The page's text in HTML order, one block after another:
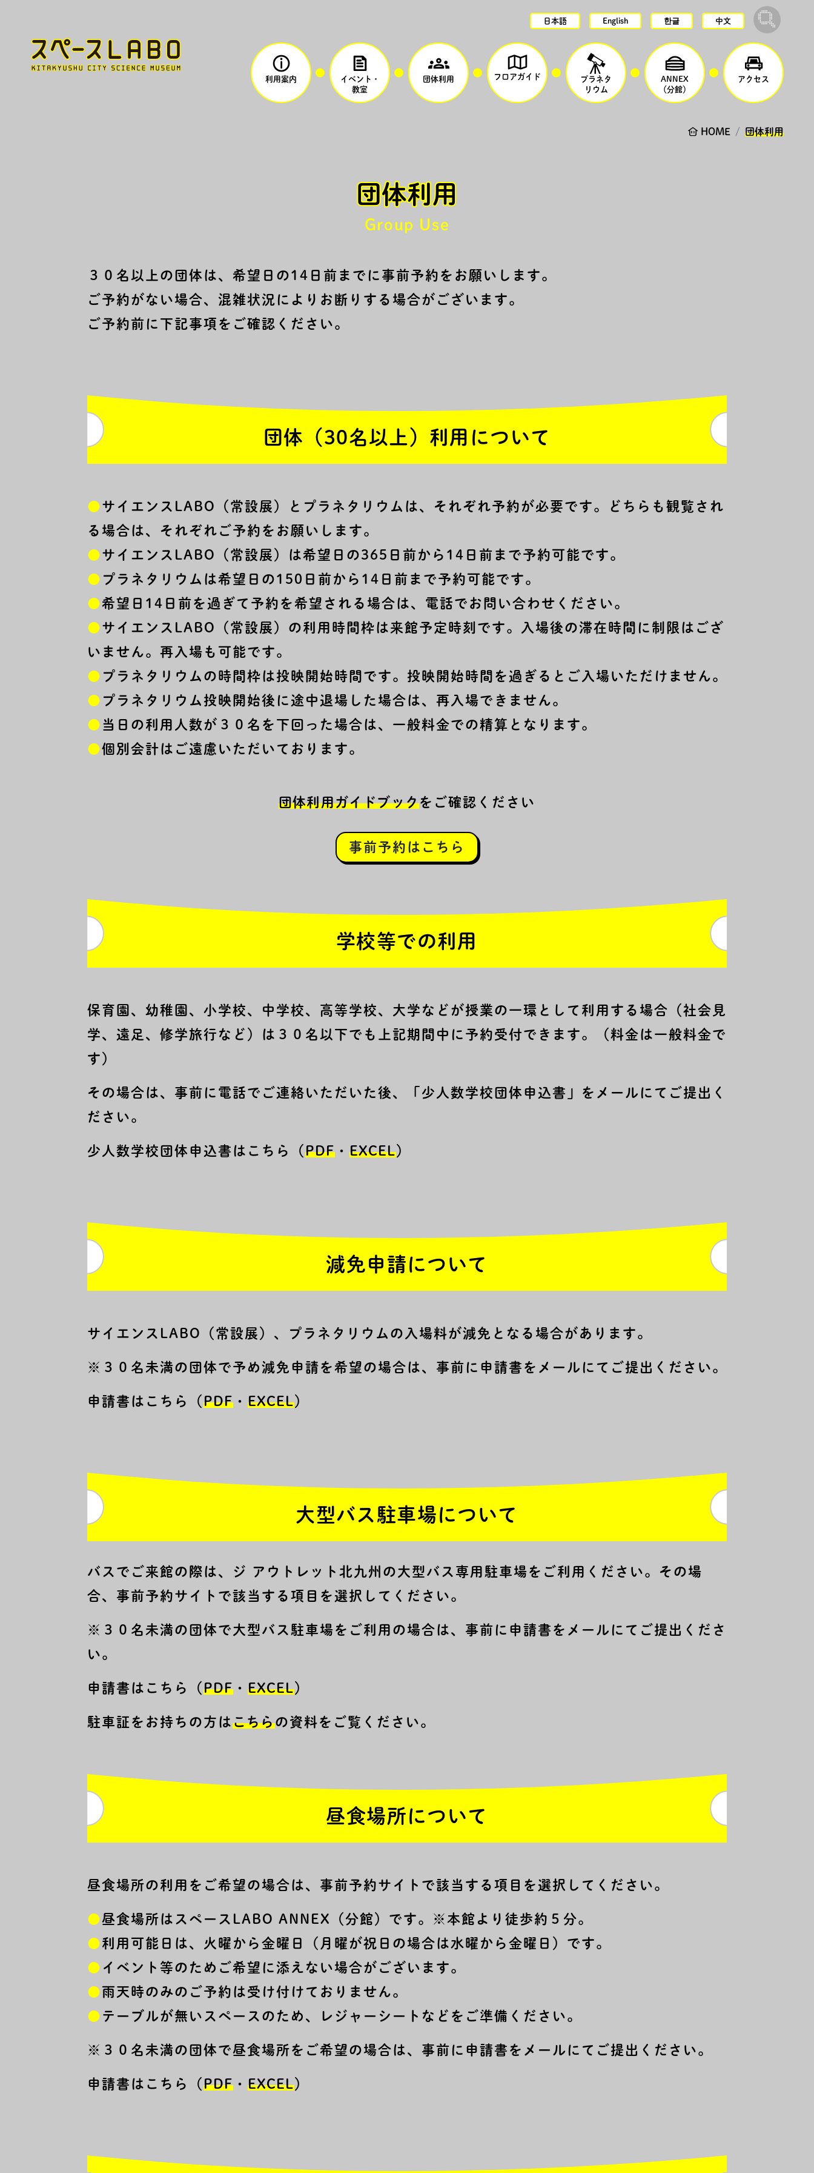
日本語 English 한글 中文
利用案内
イベント・
教室
団体利用 フロアガイド
プラネタ
リウム
ANNEX
（分館）
アクセス
HOME 団体利用
団体利用
Group Use
３０名以上の団体は、希望日の14日前までに事前予約をお願いします。
ご予約がない場合、混雑状況によりお断りする場合がございます。
ご予約前に下記事項をご確認ください。
団体（30名以上）利用について
●サイエンスLABO（常設展）とプラネタリウムは、それぞれ予約が必要です。どちらも観覧され
る場合は、それぞれご予約をお願いします。
●サイエンスLABO（常設展）は希望日の365日前から14日前まで予約可能です。
● プラネタリウムは希望日の150日前から14日前まで予約可能です。
●希望日14日前を過ぎて予約を希望される場合は、電話でお問い合わせください。
●サイエンスLABO（常設展）の利用時間枠は来館予定時刻です。入場後の滞在時間に制限はござ
いません。再入場も可能です。
● プラネタリウムの時間枠は投映開始時間です。投映開始時間を過ぎるとご入場いただけません。
● プラネタリウム投映開始後に途中退場した場合は、再入場できません。
● 当日の利用人数が３０名を下回った場合は、一般料金での精算となります。
●個別会計はご遠慮いただいております。
団体利用ガイドブックをご確認ください
事前予約はこちら
学校等での利用
保育園、幼稚園、小学校、中学校、高等学校、大学などが授業の一環として利用する場合（社会見
学、遠足、修学旅行など）は３０名以下でも上記期間中に予約受付できます。（料金は一般料金で
す）
その場合は、事前に電話でご連絡いただいた後、「少人数学校団体申込書」をメールにてご提出く
ださい。
少人数学校団体申込書はこちら（ PDF・ EXCEL）
減免申請について
サイエンスLABO（常設展）、プラネタリウムの入場料が減免となる場合があります。
※３０名未満の団体で予め減免申請を希望の場合は、事前に申請書をメールにてご提出ください。
申請書はこちら（ PDF・ EXCEL）
大型バス駐車場について
バスでご来館の際は、ジ アウトレット北九州の大型バス専用駐車場をご利用ください。その場
合、事前予約サイトで該当する項目を選択してください。
※３０名未満の団体で大型バス駐車場をご利用の場合は、事前に申請書をメールにてご提出くださ
い。
申請書はこちら（ PDF・ EXCEL）
駐車証をお持ちの方はこちらの資料をご覧ください。
昼食場所について
昼食場所の利用をご希望の場合は、事前予約サイトで該当する項目を選択してください。
●昼食場所はスペースLABO ANNEX（分館）です。※本館より徒歩約５分。
●利用可能日は、火曜から金曜日（月曜が祝日の場合は水曜から金曜日）です。
● イベント等のためご希望に添えない場合がございます。
●雨天時のみのご予約は受け付けておりません。
● テーブルが無いスペースのため、レジャーシートなどをご準備ください。
※３０名未満の団体で昼食場所をご希望の場合は、事前に申請書をメールにてご提出ください。
申請書はこちら（ PDF・ EXCEL）